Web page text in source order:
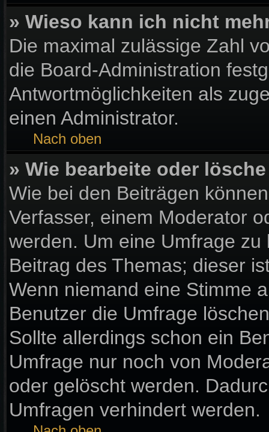
» Wieso kann ich nicht
Die maximal zulässige Zahl
die Board-Administration
Antwortmöglichkeiten als
einen Administrator.
Nach oben
» Wie bearbeite oder
Wie bei den Beiträgen
Verfasser, einem Moderator
werden. Um eine Umfrage
Beitrag des Themas; dieser
Wenn niemand eine Stimme
Benutzer die Umfrage
Sollte allerdings schon ein
Umfrage nur noch von
oder gelöscht werden.
Umfragen verhindert werden.